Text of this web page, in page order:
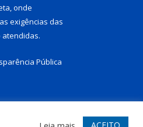
onde
exigências das
atendidas.
Pública
Acessar Webmail ACEITO